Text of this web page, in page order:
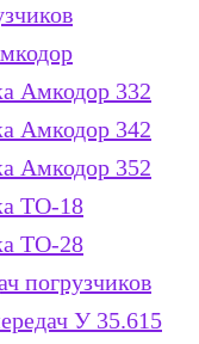
Амкодор 332
Амкодор 342
Амкодор 352
ТО-18
ТО-28
погрузчиков
У 35.615